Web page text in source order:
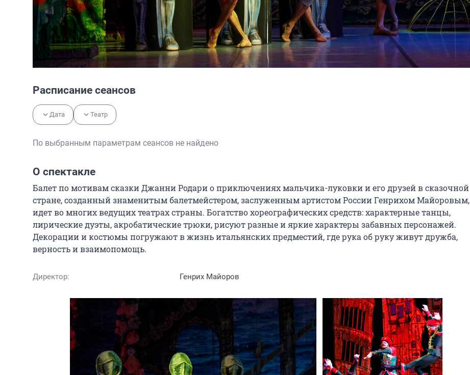
Расписание сеансов
Дата Театр
По выбранным параметрам сеансов не найдено
О спектакле
Балет по мотивам сказки Джанни Родари о приключениях мальчика-луковки и его друзей в сказочной
стране, созданный знаменитым балетмейстером, заслуженным артистом России Генрихом Майоровым,
идет во многих ведущих театрах страны. Богатство хореографических средств: характерные танцы,
лирические дуэты, акробатические трюки, рисуют разные и яркие характеры забавных персонажей.
Декорации и костюмы погружают в жизнь итальянских предместий, где рука об руку живут дружба,
верность и взаимопомощь.
Директор: Генрих Майоров